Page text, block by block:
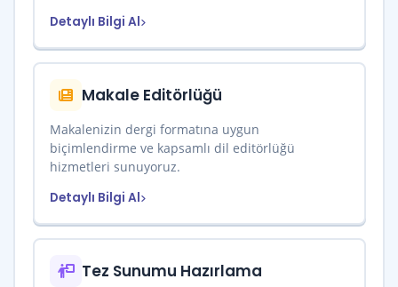
Detaylı Bilgi Al
Makale Editörlüğü
Makalenizin dergi formatına uygun
biçimlendirme ve kapsamlı dil editörlüğü
hizmetleri sunuyoruz.
Detaylı Bilgi Al
Tez Sunumu Hazırlama